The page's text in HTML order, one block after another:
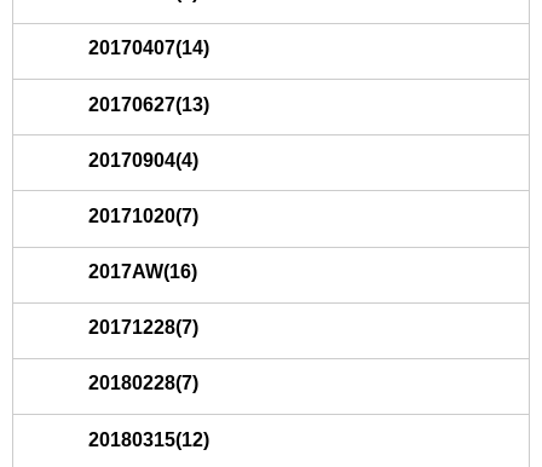
20170407(14)
20170627(13)
20170904(4)
20171020(7)
2017AW(16)
20171228(7)
20180228(7)
20180315(12)